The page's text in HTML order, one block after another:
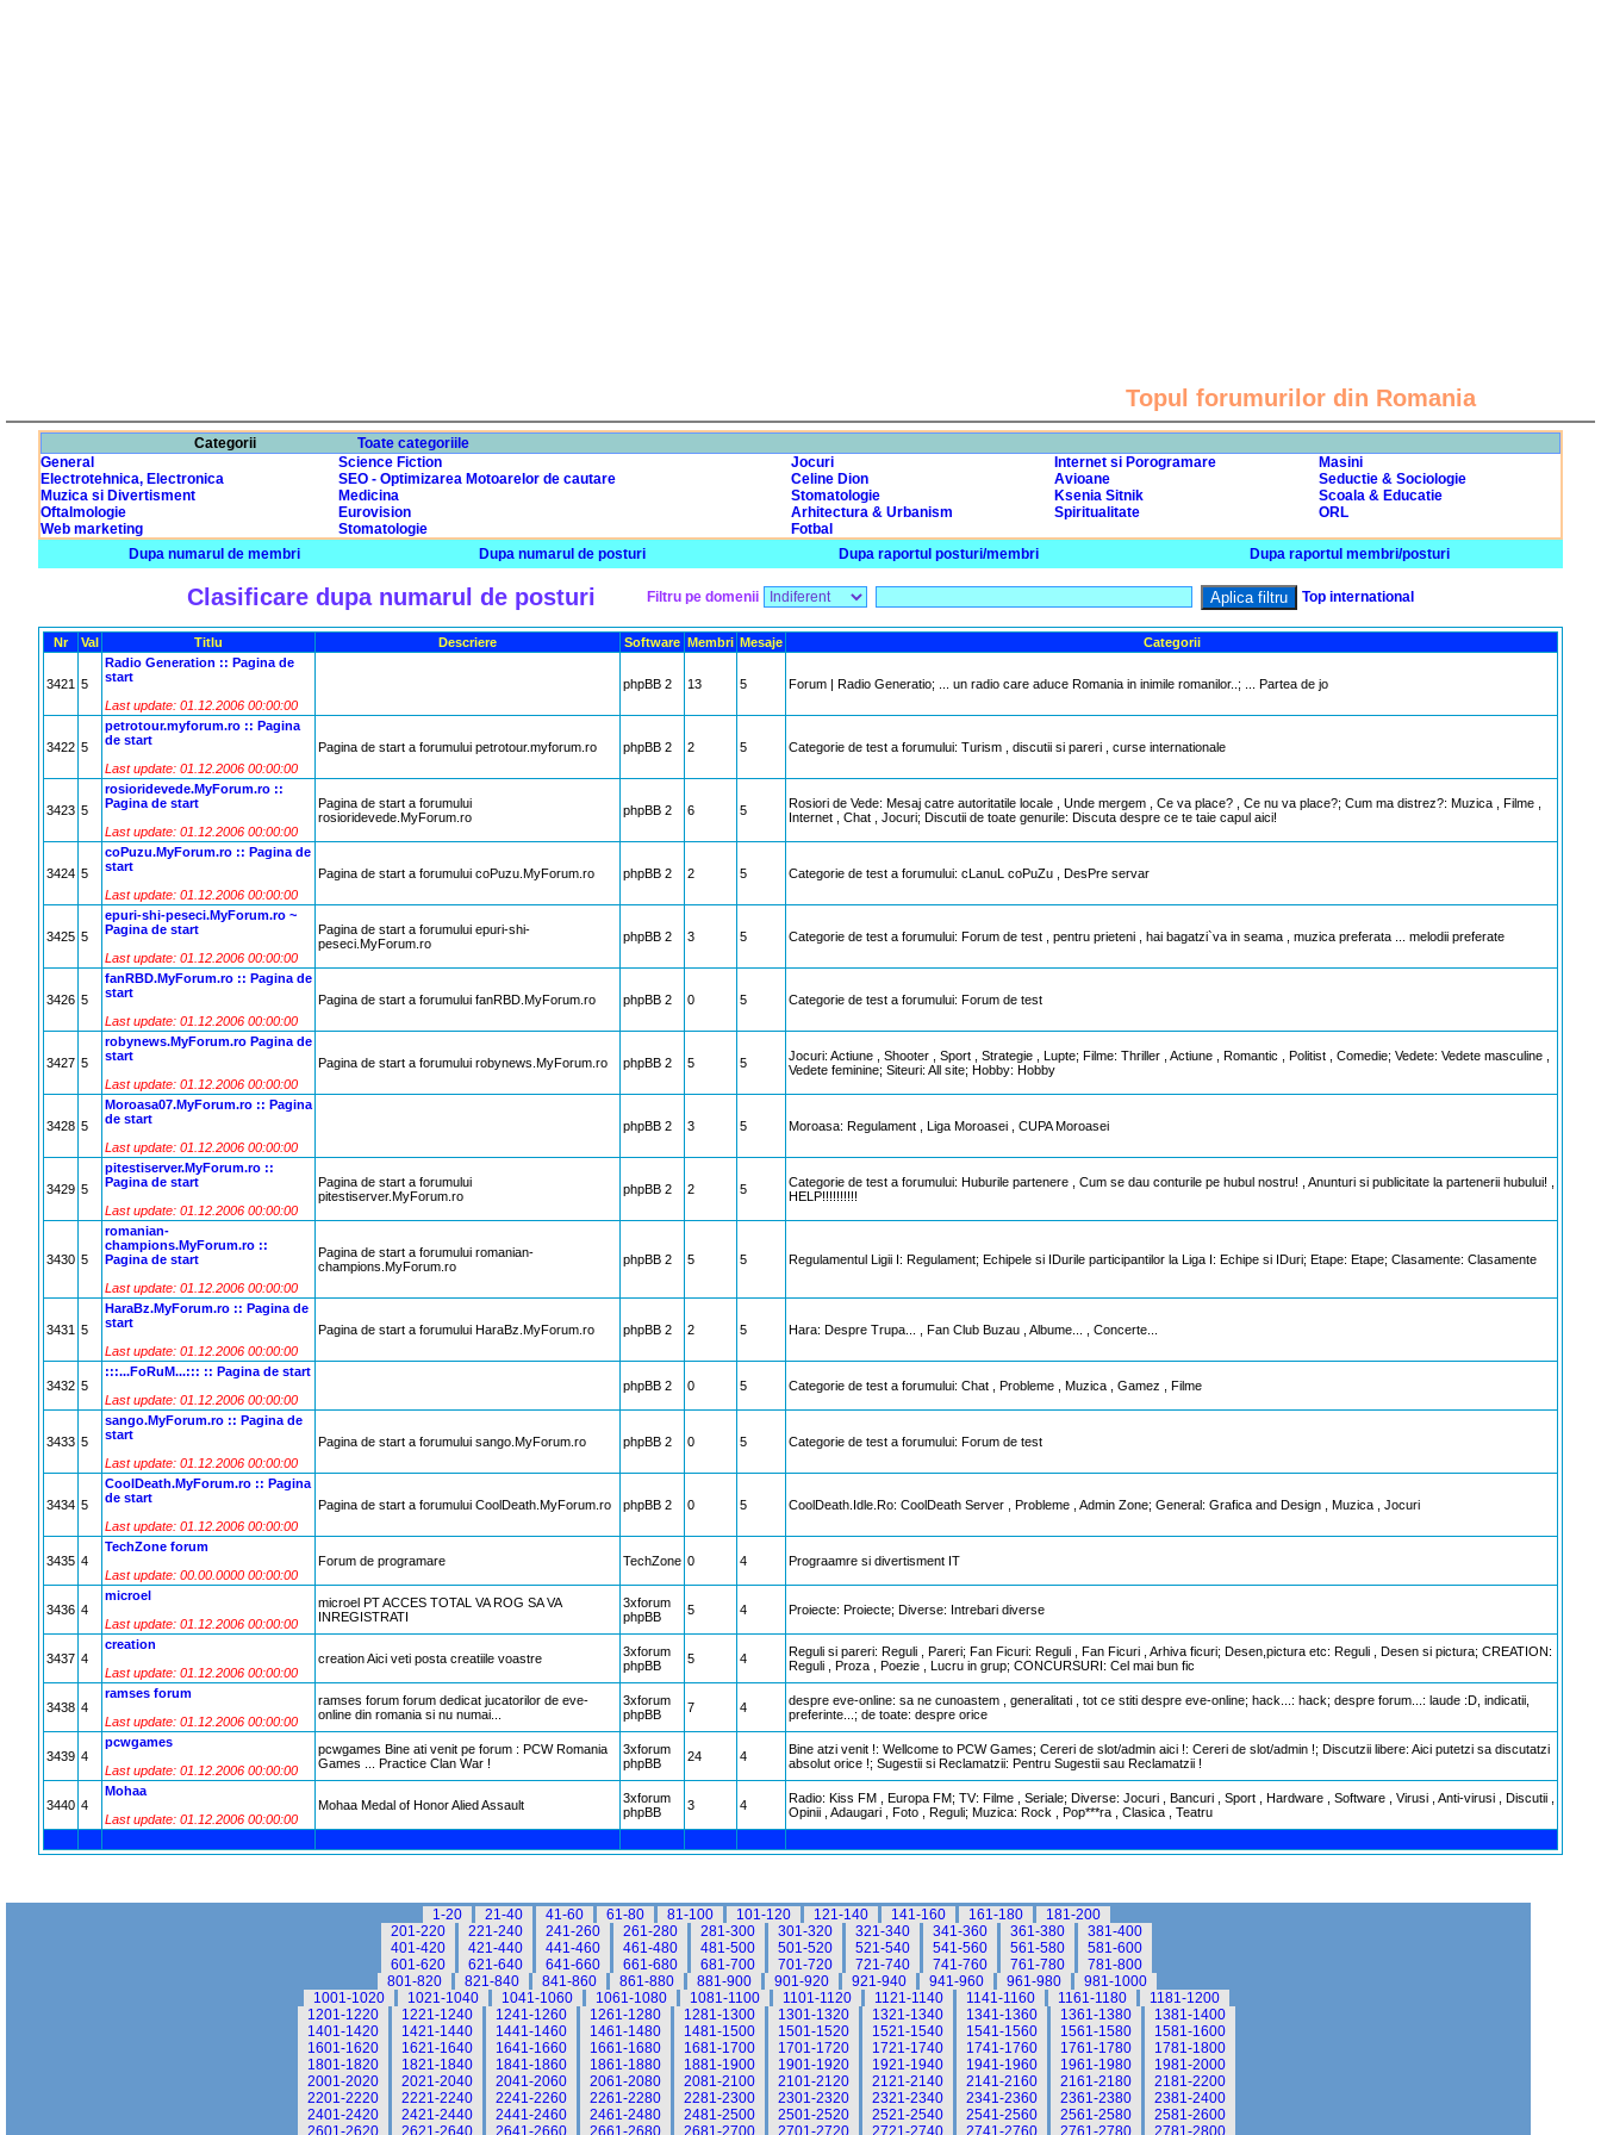
Topul forumurilor din Romania
Categorii
Toate categoriile
General
Science Fiction Jocuri Internet si Porogramare
Masini
Electrotehnica, Electronica
SEO - Optimizarea Motoarelor de cautare Celine Dion Avioane
Seductie & Sociologie
Muzica si Divertisment
Medicina Stomatologie Ksenia Sitnik
Scoala & Educatie
Oftalmologie
Eurovision Arhitectura & Urbanism Spiritualitate
ORL
Web marketing
Stomatologie
Fotbal
Dupa numarul de membri
Dupa numarul de posturi Dupa raportul posturi/membri Dupa raportul membri/posturi
Clasificare dupa numarul de posturi Filtru pe domenii Aplica filtru Top international
Nr Val Titlu Descriere Software Membri Mesaje Categorii
3421 5
Radio Generation :: Pagina de
start
Last update: 01.12.2006 00:00:00
phpBB 2 13 5 Forum | Radio Generatio; ... un radio care aduce Romania in inimile romanilor..; ... Partea de jo
3422 5
petrotour.myforum.ro :: Pagina
de start
Last update: 01.12.2006 00:00:00
Pagina de start a forumului petrotour.myforum.ro phpBB 2 2 5 Categorie de test a forumului: Turism , discutii si pareri , curse internationale
3423 5
rosioridevede.MyForum.ro ::
Pagina de start
Last update: 01.12.2006 00:00:00
Pagina de start a forumului
rosioridevede.MyForum.ro
phpBB 2 6 5
Rosiori de Vede: Mesaj catre autoritatile locale , Unde mergem , Ce va place? , Ce nu va place?; Cum ma distrez?: Muzica , Filme ,
Internet , Chat , Jocuri; Discutii de toate genurile: Discuta despre ce te taie capul aici!
3424 5
coPuzu.MyForum.ro :: Pagina de
start
Last update: 01.12.2006 00:00:00
Pagina de start a forumului coPuzu.MyForum.ro phpBB 2 2 5 Categorie de test a forumului: cLanuL coPuZu , DesPre servar
3425 5
epuri-shi-peseci.MyForum.ro ~
Pagina de start
Last update: 01.12.2006 00:00:00
Pagina de start a forumului epuri-shi-
peseci.MyForum.ro
phpBB 2 3 5 Categorie de test a forumului: Forum de test , pentru prieteni , hai bagatzi`va in seama , muzica preferata ... melodii preferate
3426 5
fanRBD.MyForum.ro :: Pagina de
start
Last update: 01.12.2006 00:00:00
Pagina de start a forumului fanRBD.MyForum.ro phpBB 2 0 5 Categorie de test a forumului: Forum de test
3427 5
robynews.MyForum.ro Pagina de
start
Last update: 01.12.2006 00:00:00
Pagina de start a forumului robynews.MyForum.ro phpBB 2 5 5
Jocuri: Actiune , Shooter , Sport , Strategie , Lupte; Filme: Thriller , Actiune , Romantic , Politist , Comedie; Vedete: Vedete masculine ,
Vedete feminine; Siteuri: All site; Hobby: Hobby
3428 5
Moroasa07.MyForum.ro :: Pagina
de start
Last update: 01.12.2006 00:00:00
phpBB 2 3 5 Moroasa: Regulament , Liga Moroasei , CUPA Moroasei
3429 5
pitestiserver.MyForum.ro ::
Pagina de start
Last update: 01.12.2006 00:00:00
Pagina de start a forumului
pitestiserver.MyForum.ro
phpBB 2 2 5
Categorie de test a forumului: Huburile partenere , Cum se dau conturile pe hubul nostru! , Anunturi si publicitate la partenerii hubului! ,
HELP!!!!!!!!!!
3430 5
romanian-
champions.MyForum.ro ::
Pagina de start
Last update: 01.12.2006 00:00:00
Pagina de start a forumului romanian-
champions.MyForum.ro
phpBB 2 5 5 Regulamentul Ligii I: Regulament; Echipele si IDurile participantilor la Liga I: Echipe si IDuri; Etape: Etape; Clasamente: Clasamente
3431 5
HaraBz.MyForum.ro :: Pagina de
start
Last update: 01.12.2006 00:00:00
Pagina de start a forumului HaraBz.MyForum.ro phpBB 2 2 5 Hara: Despre Trupa... , Fan Club Buzau , Albume... , Concerte...
3432 5
:::...FoRuM...::: :: Pagina de start
Last update: 01.12.2006 00:00:00
phpBB 2 0 5 Categorie de test a forumului: Chat , Probleme , Muzica , Gamez , Filme
3433 5
sango.MyForum.ro :: Pagina de
start
Last update: 01.12.2006 00:00:00
Pagina de start a forumului sango.MyForum.ro phpBB 2 0 5 Categorie de test a forumului: Forum de test
3434 5
CoolDeath.MyForum.ro :: Pagina
de start
Last update: 01.12.2006 00:00:00
Pagina de start a forumului CoolDeath.MyForum.ro phpBB 2 0 5 CoolDeath.Idle.Ro: CoolDeath Server , Probleme , Admin Zone; General: Grafica and Design , Muzica , Jocuri
3435 4
TechZone forum
Last update: 00.00.0000 00:00:00
Forum de programare TechZone 0 4 Prograamre si divertisment IT
3436 4
microel
Last update: 01.12.2006 00:00:00
microel PT ACCES TOTAL VA ROG SA VA
INREGISTRATI
3xforum
phpBB
5 4 Proiecte: Proiecte; Diverse: Intrebari diverse
3437 4
creation
Last update: 01.12.2006 00:00:00
creation Aici veti posta creatiile voastre
3xforum
phpBB
5 4
Reguli si pareri: Reguli , Pareri; Fan Ficuri: Reguli , Fan Ficuri , Arhiva ficuri; Desen,pictura etc: Reguli , Desen si pictura; CREATION:
Reguli , Proza , Poezie , Lucru in grup; CONCURSURI: Cel mai bun fic
3438 4
ramses forum
Last update: 01.12.2006 00:00:00
ramses forum forum dedicat jucatorilor de eve-
online din romania si nu numai...
3xforum
phpBB
7 4
despre eve-online: sa ne cunoastem , generalitati , tot ce stiti despre eve-online; hack...: hack; despre forum...: laude :D, indicatii,
preferinte...; de toate: despre orice
3439 4
pcwgames
Last update: 01.12.2006 00:00:00
pcwgames Bine ati venit pe forum : PCW Romania
Games ... Practice Clan War !
3xforum
phpBB
24 4
Bine atzi venit !: Wellcome to PCW Games; Cereri de slot/admin aici !: Cereri de slot/admin !; Discutzii libere: Aici putetzi sa discutatzi
absolut orice !; Sugestii si Reclamatzii: Pentru Sugestii sau Reclamatzii !
3440 4
Mohaa
Last update: 01.12.2006 00:00:00
Mohaa Medal of Honor Alied Assault
3xforum
phpBB
3 4
Radio: Kiss FM , Europa FM; TV: Filme , Seriale; Diverse: Jocuri , Bancuri , Sport , Hardware , Software , Virusi , Anti-virusi , Discutii ,
Opinii , Adaugari , Foto , Reguli; Muzica: Rock , Pop***ra , Clasica , Teatru
1-20 21-40 41-60 61-80 81-100 101-120 121-140 141-160 161-180
181-200
201-220
221-240 241-260 261-280 281-300 301-320 321-340 341-360 361-380
381-400
401-420
421-440 441-460 461-480 481-500 501-520 521-540 541-560 561-580
581-600
601-620
621-640 641-660 661-680 681-700 701-720 721-740 741-760 761-780
781-800
801-820
821-840 841-860 861-880 881-900 901-920 921-940 941-960 961-980
981-1000
1001-1020
1021-1040 1041-1060 1061-1080 1081-1100 1101-1120 1121-1140 1141-1160 1161-1180
1181-1200
1201-1220
1221-1240 1241-1260 1261-1280 1281-1300 1301-1320 1321-1340 1341-1360 1361-1380
1381-1400
1401-1420
1421-1440 1441-1460 1461-1480 1481-1500 1501-1520 1521-1540 1541-1560 1561-1580
1581-1600
1601-1620
1621-1640 1641-1660 1661-1680 1681-1700 1701-1720 1721-1740 1741-1760 1761-1780
1781-1800
1801-1820
1821-1840 1841-1860 1861-1880 1881-1900 1901-1920 1921-1940 1941-1960 1961-1980
1981-2000
2001-2020
2021-2040 2041-2060 2061-2080 2081-2100 2101-2120 2121-2140 2141-2160 2161-2180
2181-2200
2201-2220
2221-2240 2241-2260 2261-2280 2281-2300 2301-2320 2321-2340 2341-2360 2361-2380
2381-2400
2401-2420
2421-2440 2441-2460 2461-2480 2481-2500 2501-2520 2521-2540 2541-2560 2561-2580
2581-2600
2601-2620
2621-2640 2641-2660 2661-2680 2681-2700 2701-2720 2721-2740 2741-2760 2761-2780 2781-2800